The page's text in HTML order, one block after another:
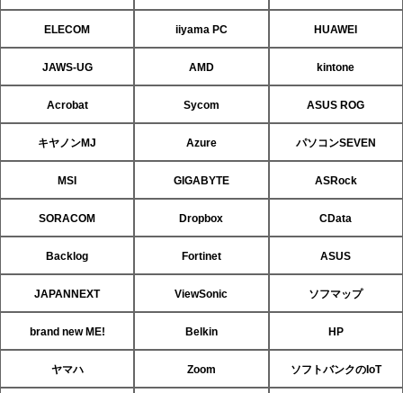
ELECOM iiyama PC HUAWEI
JAWS-UG AMD kintone
Acrobat Sycom ASUS ROG
キヤノンMJ Azure パソコンSEVEN
MSI GIGABYTE ASRock
SORACOM Dropbox CData
Backlog Fortinet ASUS
JAPANNEXT ViewSonic ソフマップ
brand new ME! Belkin HP
ヤマハ Zoom ソフトバンクのIoT